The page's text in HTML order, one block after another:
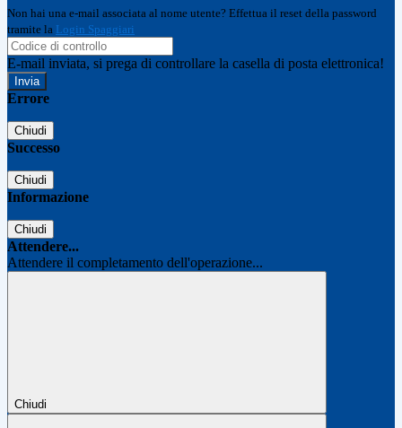
Non hai una e-mail associata al nome utente? Effettua il reset della password
tramite la Login Spaggiari
E-mail inviata, si prega di controllare la casella di posta elettronica!
Errore
Chiudi
Successo
Chiudi
Informazione
Chiudi
Attendere...
Attendere il completamento dell'operazione...
Chiudi